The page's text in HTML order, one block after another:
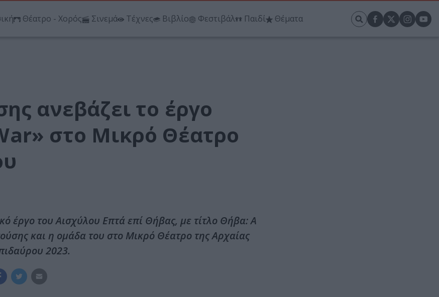
Θέατρο - Χορός Σινεμά Τέχνες Βιβλίο Φεστιβάλ Παιδί Θέματα
ανεβάζει το έργο
στο Μικρό Θέατρο
του Αισχύλου Επτά επί Θήβας, με τίτλο Θήβα: A
και η ομάδα του στο Μικρό Θέατρο της Αρχαίας
2023.